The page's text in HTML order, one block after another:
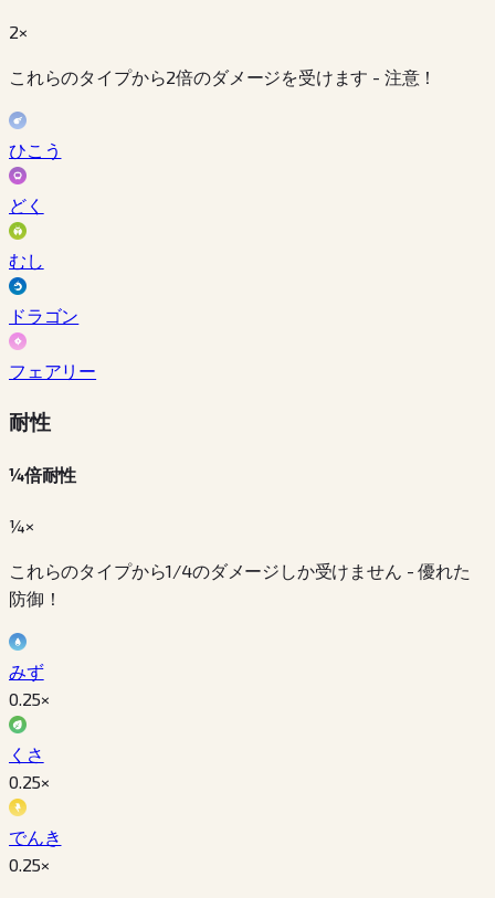
2×
これらのタイプから2倍のダメージを受けます - 注意！
ひこう
どく
むし
ドラゴン
フェアリー
耐性
¼倍耐性
¼×
これらのタイプから1/4のダメージしか受けません - 優れた
防御！
みず
0.25×
くさ
0.25×
でんき
0.25×